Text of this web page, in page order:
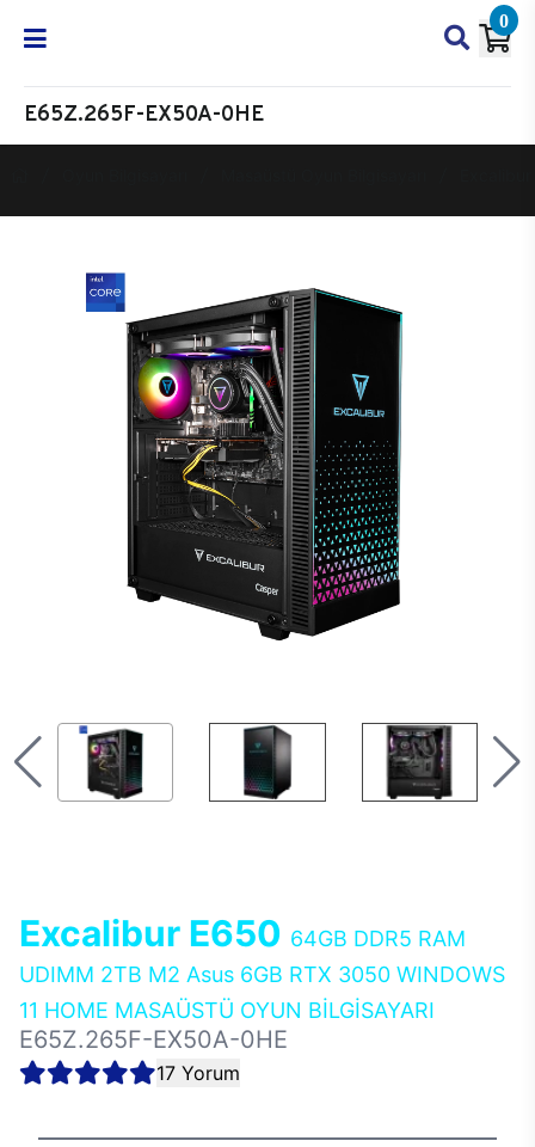
0
E65Z.265F-EX50A-0HE
Excalibur E650 64GB DDR5 RAM
UDIMM 2TB M2 Asus 6GB RTX 3050 WINDOWS
11 HOME MASAÜSTÜ OYUN BİLGİSAYARI
E65Z.265F-EX50A-0HE
17 Yorum